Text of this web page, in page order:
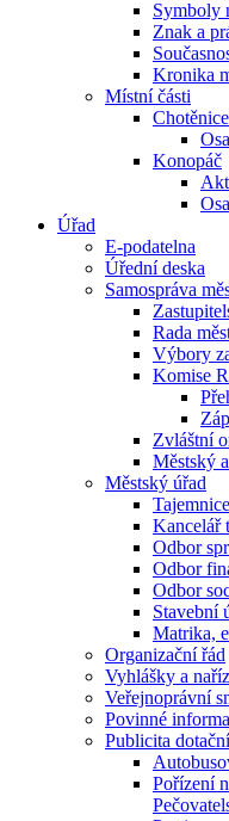
Symboly
Znak a
Kronika
Místní části
Konopáč
Úřad
E-podatelna
Úřední deska
Samospráva
Rada
Výbory
Komise
Zvláštní
Městský
Městský úřad
Tajemnice
Kancelář
Odbor
Odbor
Odbor
Stavební
Matrika,
Organizační řád
Vyhlášky a
Veřejnoprávní
Povinné
Publicita
Pořízení